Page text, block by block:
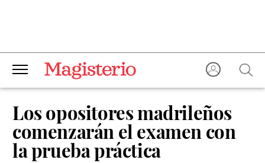
Los opositores madrileños
comenzarán el examen con
la prueba práctica